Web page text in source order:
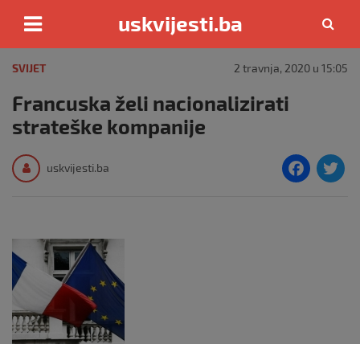
content
uskvijesti.ba
SVIJET 2 travnja, 2020 u 15:05
Francuska želi nacionalizirati
strateške kompanije
uskvijesti.ba
F